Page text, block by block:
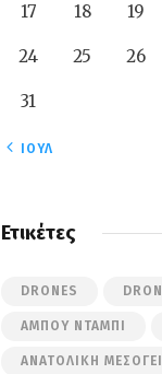
17 18 19
24 25 26
31
« ΙΟΎΛ
Ετικέτες
DRONES
ΆΜΠΟΥ ΝΤΆΜΠΙ
ΑΝΑΤΟΛΙΚΉ